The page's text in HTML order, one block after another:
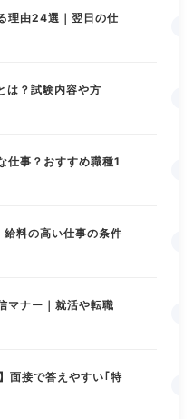
理由24選｜翌日の仕
は？試験内容や方
仕事？おすすめ職種1
料の高い仕事の条件
マナー｜就活や転職
面接で答えやすい｢特